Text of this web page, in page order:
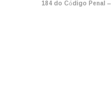
184 do Código Penal –